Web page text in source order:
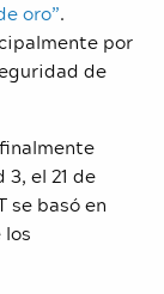
oro”.
por
de
el 21 de
se basó en